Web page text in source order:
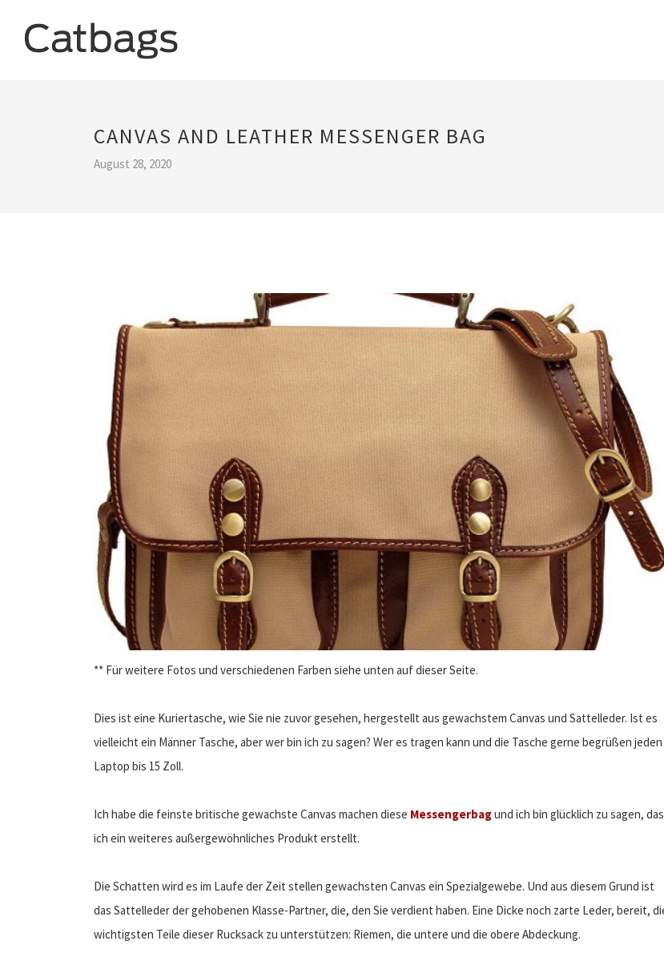
CANVAS AND LEATHER MESSENGER BAG
August 28, 2020
** Für weitere Fotos und verschiedenen Farben siehe unten auf dieser Seite.
Dies ist eine Kuriertasche, wie Sie nie zuvor gesehen, hergestellt aus gewachstem Canvas und Sattelleder. Ist es
vielleicht ein Männer Tasche, aber wer bin ich zu sagen? Wer es tragen kann und die Tasche gerne begrüßen jeden
Laptop bis 15 Zoll.
Ich habe die feinste britische gewachste Canvas machen diese Messengerbagund ich bin glücklich zu sagen,
ich ein weiteres außergewöhnliches Produkt erstellt.
Die Schatten wird es im Laufe der Zeit stellen gewachsten Canvas ein Spezialgewebe. Und aus diesem Grund ist
das Sattelleder der gehobenen Klasse-Partner, die, den Sie verdient haben. Eine Dicke noch zarte Leder, bereit,
wichtigsten Teile dieser Rucksack zu unterstützen: Riemen, die untere und die obere Abdeckung.